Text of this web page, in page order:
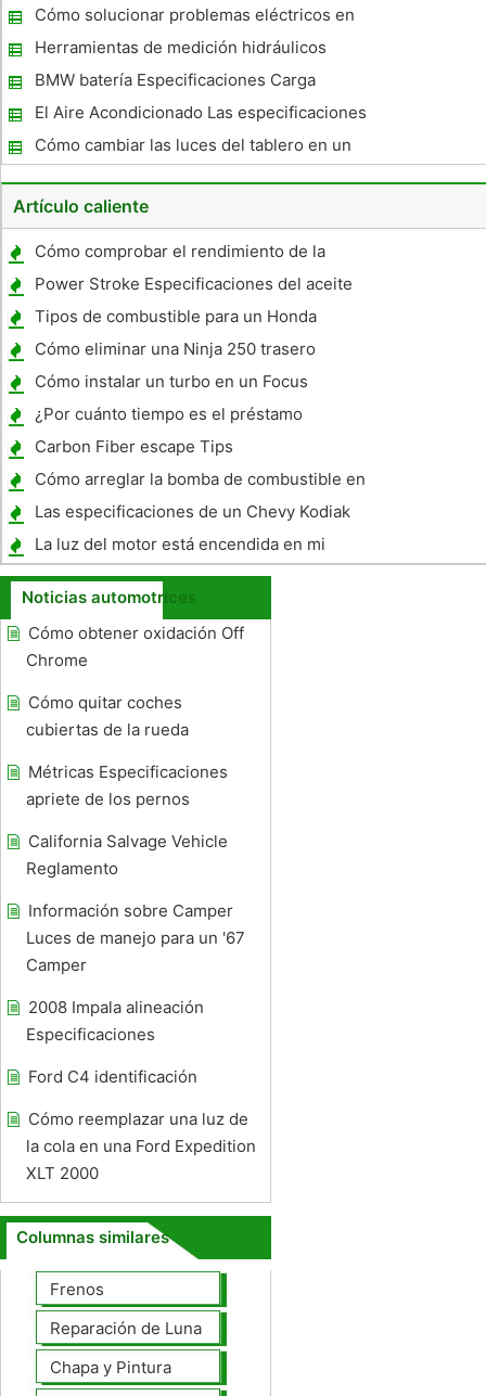
clase
Cómo solucionar problemas eléctricos en
un Ford Explorer 1992
Herramientas de medición hidráulicos
BMW batería Especificaciones Carga
El Aire Acondicionado Las especificaciones
para un Lexus LS400 1999
Cómo cambiar las luces del tablero en un
Ford Explorer 1998
Artículo caliente
Cómo comprobar el rendimiento de la
gasolina
Power Stroke Especificaciones del aceite
del motor
Tipos de combustible para un Honda
Shadow VLX 600 2000
Cómo eliminar una Ninja 250 trasero
Cilindro maestro
Cómo instalar un turbo en un Focus
¿Por cuánto tiempo es el préstamo
promedio Car?
Carbon Fiber escape Tips
Cómo arreglar la bomba de combustible en
un Acura 3.5 RL
Las especificaciones de un Chevy Kodiak
6500
La luz del motor está encendida en mi
Lexus GS300 1999
Noticias automotrices
Cómo obtener oxidación Off
Chrome
Cómo quitar coches
cubiertas de la rueda
Métricas Especificaciones
apriete de los pernos
California Salvage Vehicle
Reglamento
Información sobre Camper
Luces de manejo para un '67
Camper
2008 Impala alineación
Especificaciones
Ford C4 identificación
Cómo reemplazar una luz de
la cola en una Ford Expedition
XLT 2000
Columnas similares
Frenos
Reparación de Lunas
Chapa y Pintura